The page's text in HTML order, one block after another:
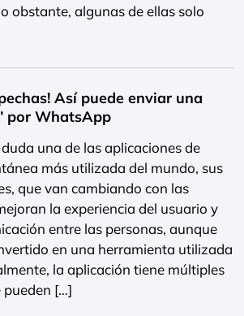
obstante, algunas de ellas solo
Así puede enviar una
por WhatsApp
una de las aplicaciones de
más utilizada del mundo, sus
que van cambiando con las
la experiencia del usuario y
entre las personas, aunque
en una herramienta utilizada
la aplicación tiene múltiples
pueden […]